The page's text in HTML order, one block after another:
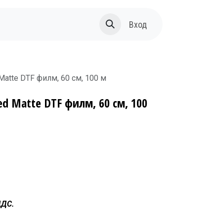
Вход
DTF филм, 60 см, 100 м
Matte DTF филм, 60 см, 100